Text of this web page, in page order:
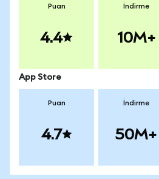
Puan
4.4
İndirme
10M+
App Store
Puan
4.7
İndirme
50M+